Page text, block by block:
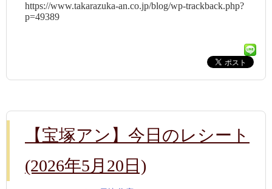
https://www.takarazuka-an.co.jp/blog/wp-trackback.php?
p=49389
【宝塚アン】今日のレシート
(2026年5月20日)